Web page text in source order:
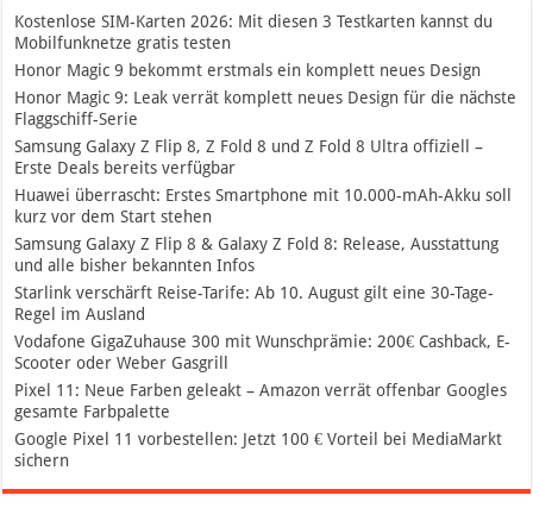
Kostenlose SIM-Karten 2026: Mit diesen 3 Testkarten kannst du
Mobilfunknetze gratis testen
Honor Magic 9 bekommt erstmals ein komplett neues Design
Honor Magic 9: Leak verrät komplett neues Design für die nächste
Flaggschiff-Serie
Samsung Galaxy Z Flip 8, Z Fold 8 und Z Fold 8 Ultra offiziell –
Erste Deals bereits verfügbar
Huawei überrascht: Erstes Smartphone mit 10.000-mAh-Akku soll
kurz vor dem Start stehen
Samsung Galaxy Z Flip 8 & Galaxy Z Fold 8: Release, Ausstattung
und alle bisher bekannten Infos
Starlink verschärft Reise-Tarife: Ab 10. August gilt eine 30-Tage-
Regel im Ausland
Vodafone GigaZuhause 300 mit Wunschprämie: 200€ Cashback, E-
Scooter oder Weber Gasgrill
Pixel 11: Neue Farben geleakt – Amazon verrät offenbar Googles
gesamte Farbpalette
Google Pixel 11 vorbestellen: Jetzt 100 € Vorteil bei MediaMarkt
sichern